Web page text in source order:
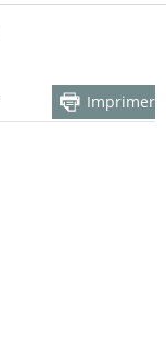
Imprimer